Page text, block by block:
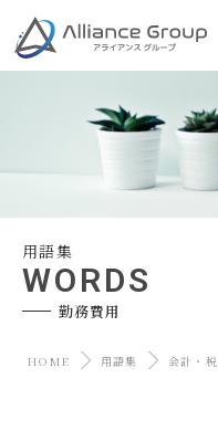
用語集
WORDS
勤務費用
HOME 用語集 会計・